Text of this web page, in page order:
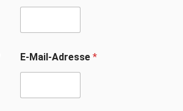
E-Mail-Adresse *